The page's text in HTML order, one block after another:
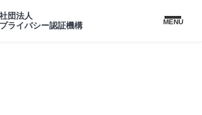
団法人
ライバシー認証機構
MENU